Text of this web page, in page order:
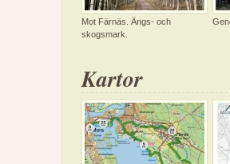
Mot Färnäs. Ängs- och
skogsmark.
Kartor